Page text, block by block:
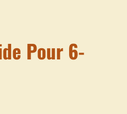
Pour 6-